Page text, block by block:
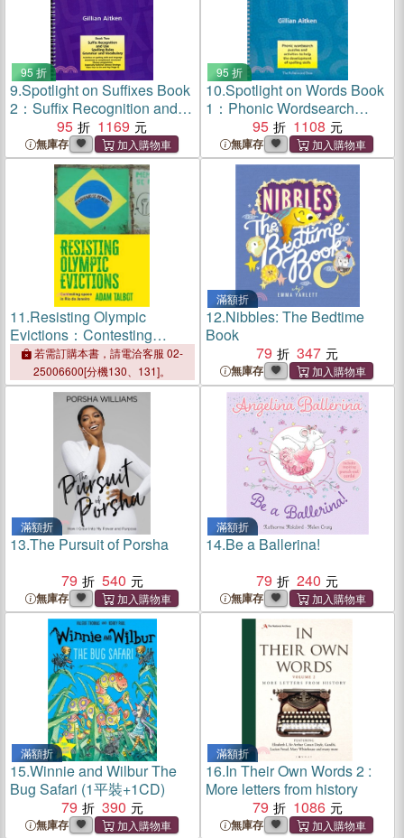
95 折
9.Spotlight on Suffixes Book
2：Suffix Recognition and
Use, Spelling Rules and
Grammar and Vocabulary
95 1169
無庫存
95 折
10.Spotlight on Words Book
1：Phonic Wordsearch
Puzzles and Activities to
Help the Development of
Spelling Skills
95 1108
無庫存
11.Resisting Olympic
Evictions：Contesting
Space in Rio De Janeiro
若需訂購本書，請電洽客服 02-
25006600[分機130、131]。
滿額折
12.Nibbles: The Bedtime
Book
79
347
無庫存
滿額折
13.The Pursuit of Porsha
79
540
無庫存
滿額折
14.Be a Ballerina!
79
240
無庫存
滿額折
15.Winnie and Wilbur The
Bug Safari (1平裝+1CD)
79
390
無庫存
滿額折
16.In Their Own Words 2 :
More letters from history
79
1086
無庫存